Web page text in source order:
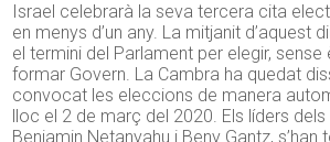
Israel celebrarà la seva tercera cita
en menys d’un any. La mitjanit d’aquest
el termini del Parlament per elegir,
formar Govern. La Cambra ha quedat
convocat les eleccions de manera
lloc el 2 de març del 2020. Els líders
Benjamin Netanyahu i Beny Gantz,